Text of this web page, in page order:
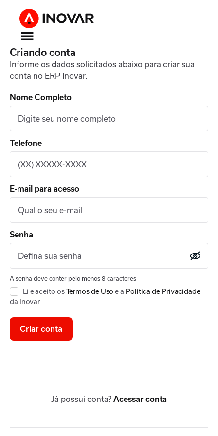
Criando conta
Informe os dados solicitados abaixo para criar sua
conta no ERP Inovar.
Nome Completo
Telefone
E‑mail para acesso
Senha
A senha deve conter pelo menos 8 caracteres
Li e aceito osTermos de Uso e a Política de Privacidade
da Inovar
Criar conta
Já possui conta? Acessar conta